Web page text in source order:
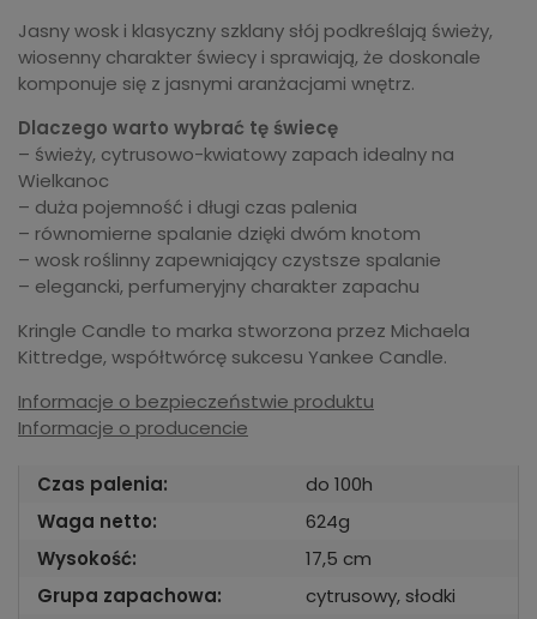
Jasny wosk i klasyczny szklany słój podkreślają świeży,
wiosenny charakter świecy i sprawiają, że doskonale
komponuje się z jasnymi aranżacjami wnętrz.
Dlaczego warto wybrać tę świecę
– świeży, cytrusowo-kwiatowy zapach idealny na
Wielkanoc
– duża pojemność i długi czas palenia
– równomierne spalanie dzięki dwóm knotom
– wosk roślinny zapewniający czystsze spalanie
– elegancki, perfumeryjny charakter zapachu
Kringle Candle to marka stworzona przez Michaela
Kittredge, współtwórcę sukcesu Yankee Candle.
Informacje o bezpieczeństwie produktu
Informacje o producencie
Czas palenia:
do 100h
Waga netto:
624g
Wysokość:
17,5 cm
Grupa zapachowa:
cytrusowy, słodki